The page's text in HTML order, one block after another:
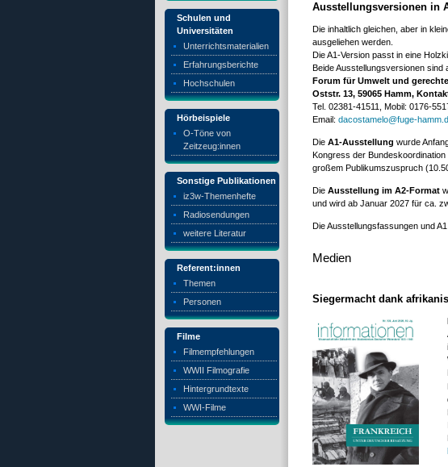
Schulen und
Universitäten
Unterrichtsmaterialien
Erfahrungsberichte
Hochschulen
Hörbeispiele
O-Töne von
Zeitzeug:innen
Sonstige Publikationen
iz3w-Themenhefte
Radiosendungen
weitere Literatur
Referent:innen
Themen
Personen
Filme
Filmempfehlungen
WWII Filmografie
Hintergrundtexte
WWI-Filme
Ausstellungsversionen in
Die inhaltlich gleichen, aber in
ausgeliehen werden.
Die A1-Version passt in eine
Beide Ausstellungsversionen sind
Forum für Umwelt und
Oststr. 13, 59065 Hamm,
Tel. 02381-41511, Mobil: 0176-
Email:dacostamelo@fuge-
DieA1-Ausstellung wurde
Kongress der
großem Publikumszuspruch
DieAusstellung im A2-Format
und wird ab Januar 2027 für ca.
Die Ausstellungsfassungen und
Medien
Siegermacht dank